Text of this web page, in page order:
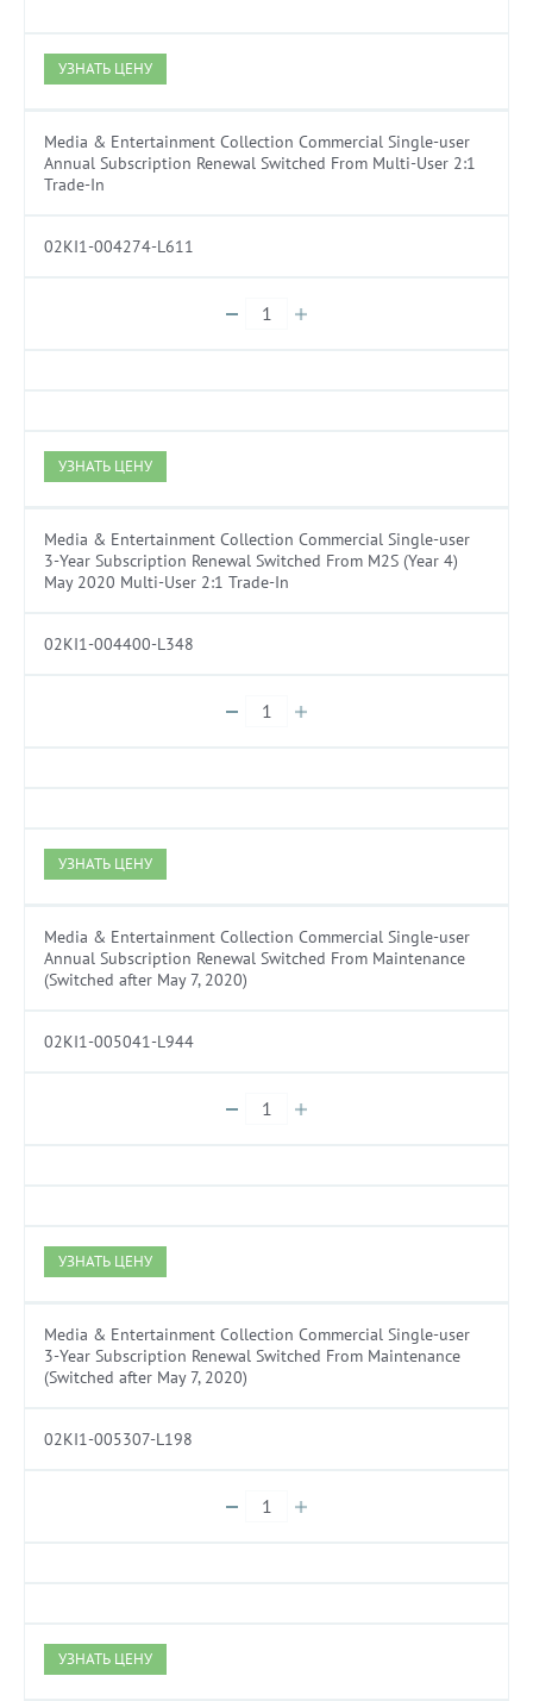
УЗНАТЬ ЦЕНУ
Media & Entertainment Collection Commercial Single-user
Annual Subscription Renewal Switched From Multi-User 2:1
Trade-In
02KI1-004274-L611
УЗНАТЬ ЦЕНУ
Media & Entertainment Collection Commercial Single-user
3-Year Subscription Renewal Switched From M2S (Year 4)
May 2020 Multi-User 2:1 Trade-In
02KI1-004400-L348
УЗНАТЬ ЦЕНУ
Media & Entertainment Collection Commercial Single-user
Annual Subscription Renewal Switched From Maintenance
(Switched after May 7, 2020)
02KI1-005041-L944
УЗНАТЬ ЦЕНУ
Media & Entertainment Collection Commercial Single-user
3-Year Subscription Renewal Switched From Maintenance
(Switched after May 7, 2020)
02KI1-005307-L198
УЗНАТЬ ЦЕНУ